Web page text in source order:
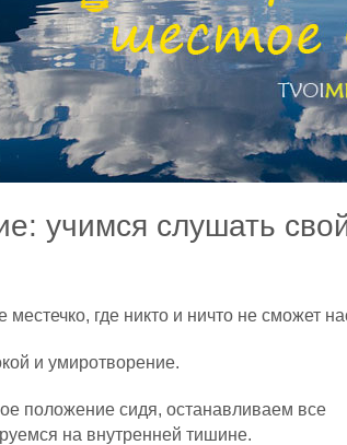
учимся слушать
где никто и ничто не сможет
и умиротворение.
положение сидя, останавливаем все
на внутренней тишине.